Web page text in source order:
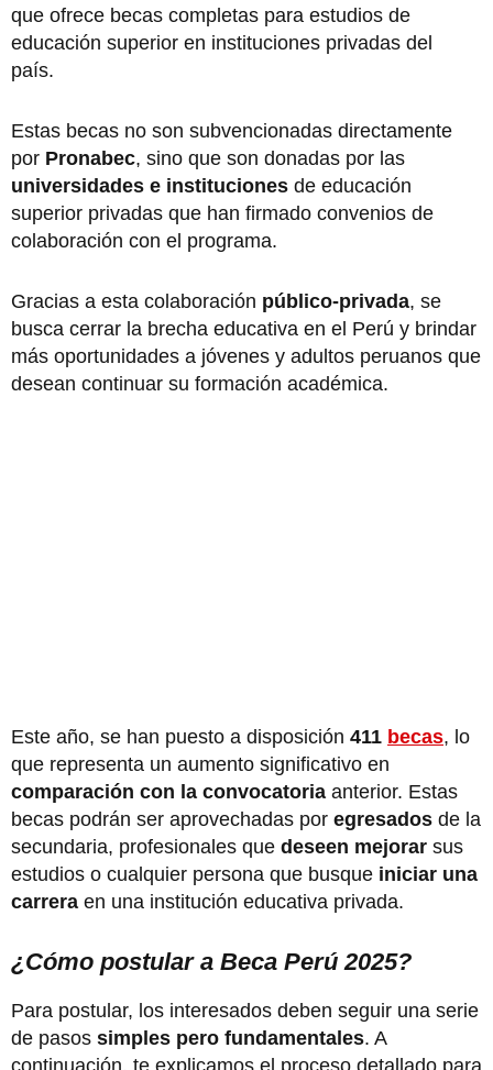
que ofrece becas completas para estudios de
educación superior en instituciones privadas del
país.
Estas becas no son subvencionadas directamente
por Pronabec, sino que son donadas por las
universidades e instituciones de educación
superior privadas que han firmado convenios de
colaboración con el programa.
Gracias a esta colaboración público-privada, se
busca cerrar la brecha educativa en el Perú y brindar
más oportunidades a jóvenes y adultos peruanos que
desean continuar su formación académica.
Este año, se han puesto a disposición 411 becas, lo
que representa un aumento significativo en
comparación con la convocatoria anterior. Estas
becas podrán ser aprovechadas por egresados de la
secundaria, profesionales que deseen mejorar sus
estudios o cualquier persona que busque iniciar una
carrera en una institución educativa privada.
¿Cómo postular a Beca Perú 2025?
Para postular, los interesados deben seguir una serie
de pasos simples pero fundamentales. A
continuación, te explicamos el proceso detallado para